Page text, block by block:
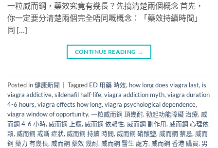
一粒威而鋼，藥效究竟有幾長？先搞清楚兩個概念 首先，
你一定要分清楚兩個完全唔同嘅概念：「藥效持續時間」​
同 […]
CONTINUE READING →
Posted in健康新聞 Tagged ED 用藥 時效, how long does viagra last, is
viagra addictive, sildenafil half-life, viagra addiction myth, viagra duration
4-6 hours, viagra effects how long, viagra psychological dependence,
viagra window of opportunity, 一粒威而鋼 頂幾耐, 勃起功能障礙 治療, 威
而鋼 4-6 小時, 威而鋼 上癮, 威而鋼 依賴性, 威而鋼 副作用, 威而鋼 心理依
賴, 威而鋼 戒斷 症狀, 威而鋼 持續 時間, 威而鋼 硝酸鹽, 威而鋼 禁忌, 威而
鋼 藥力 有幾長, 威而鋼 藥效 幾耐, 威而鋼 醫生 處方, 威而鋼 香港 購買, 男